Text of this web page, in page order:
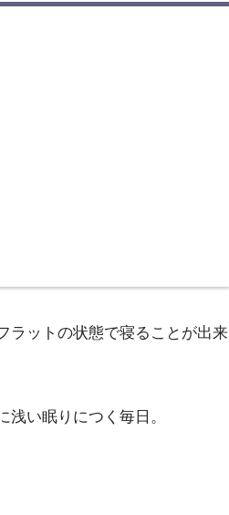
ラットの状態で寝ることが出来
い眠りにつく毎日。